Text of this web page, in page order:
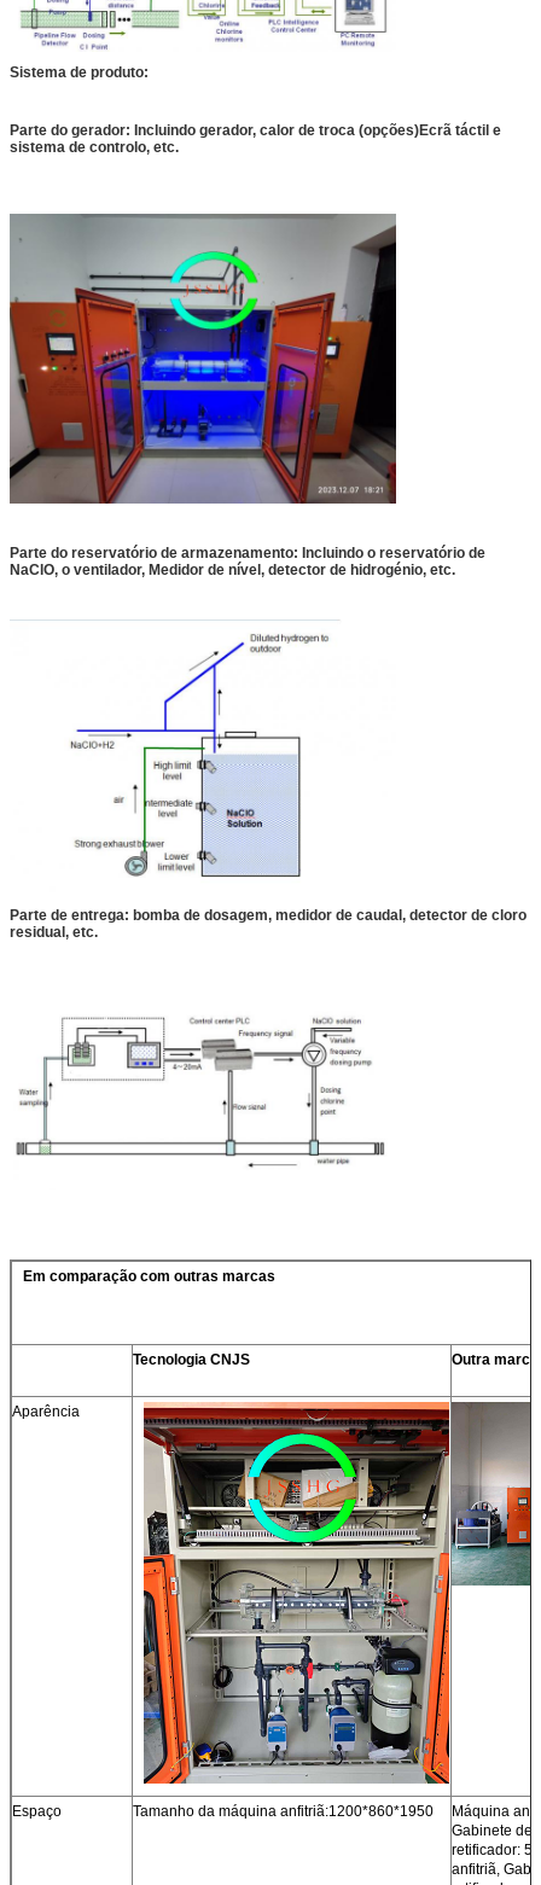
Sistema de produto:
Parte do gerador: Incluindo gerador, calor de troca (opções)Ecrã táctil e
sistema de controlo, etc.
Parte do reservatório de armazenamento: Incluindo o reservatório de
NaClO, o ventilador, Medidor de nível, detector de hidrogénio, etc.
Parte de entrega: bomba de dosagem, medidor de caudal, detector de cloro
residual, etc.
Em comparação com outras marcas
Tecnologia CNJS Outra marca
Aparência
Espaço Tamanho da máquina anfitriã:1200*860*1950
Máquina
Gabinete de
retificador:
anfitriã,